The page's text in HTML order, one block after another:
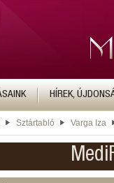
HÍREK,
Sztártabló Varga Iza